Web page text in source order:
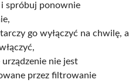
spróbuj ponownie
go wyłączyć na chwilę, a
nie jest
przez filtrowanie